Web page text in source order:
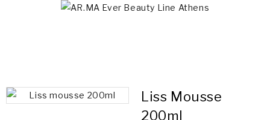
Liss Mousse
200ml